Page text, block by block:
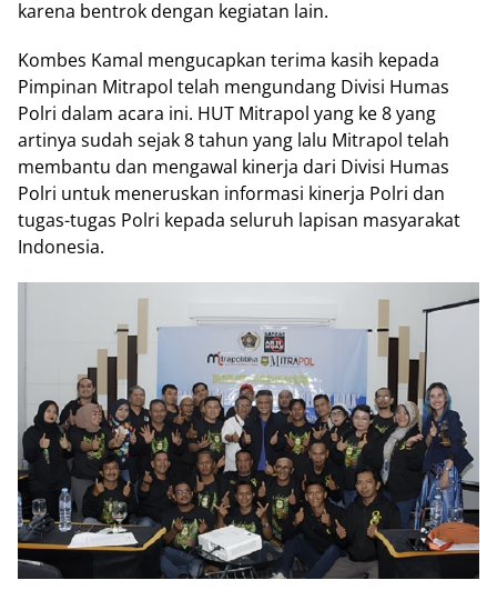
karena bentrok dengan kegiatan lain.
Kombes Kamal mengucapkan terima kasih kepada
Pimpinan Mitrapol telah mengundang Divisi Humas
Polri dalam acara ini. HUT Mitrapol yang ke 8 yang
artinya sudah sejak 8 tahun yang lalu Mitrapol telah
membantu dan mengawal kinerja dari Divisi Humas
Polri untuk meneruskan informasi kinerja Polri dan
tugas-tugas Polri kepada seluruh lapisan masyarakat
Indonesia.